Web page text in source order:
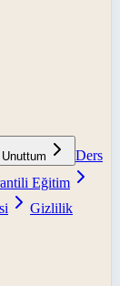
Ders
Eğitim
Gizlilik